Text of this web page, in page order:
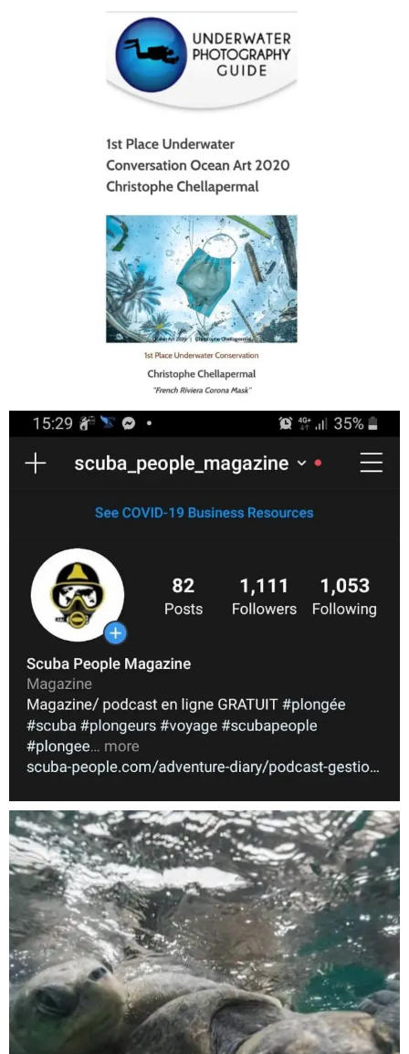
scuba_people_magazine
scuba_people_magazine
Nov 5
scuba_people_magazine